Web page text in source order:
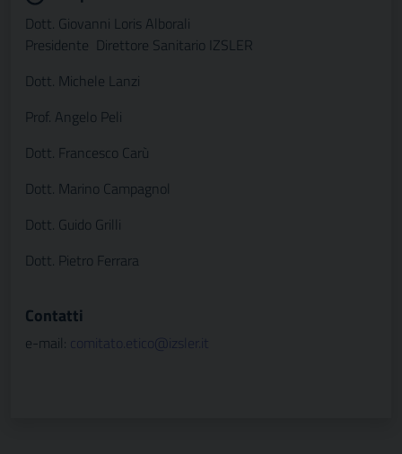
Dott. Giovanni Loris Alborali
Presidente Direttore Sanitario IZSLER
Dott. Michele Lanzi
Prof. Angelo Peli
Dott. Francesco Carù
Dott. Marino Campagnol
Dott. Guido Grilli
Dott. Pietro Ferrara
Contatti
e-mail: comitato.etico@izsler.it